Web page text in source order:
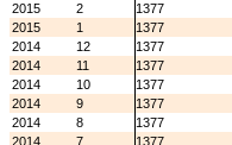
2015
2 1377
2015
1 1377
2014
12 1377
2014
11 1377
2014
10 1377
2014
9 1377
2014
8 1377
2014
7 1377